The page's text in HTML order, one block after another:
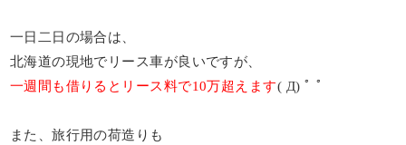
一日二日の場合は、
北海道の現地でリース車が良いですが、
一週間も借りるとリース料で10万超えます( Д) ﾟ ﾟ
また、旅行用の荷造りも